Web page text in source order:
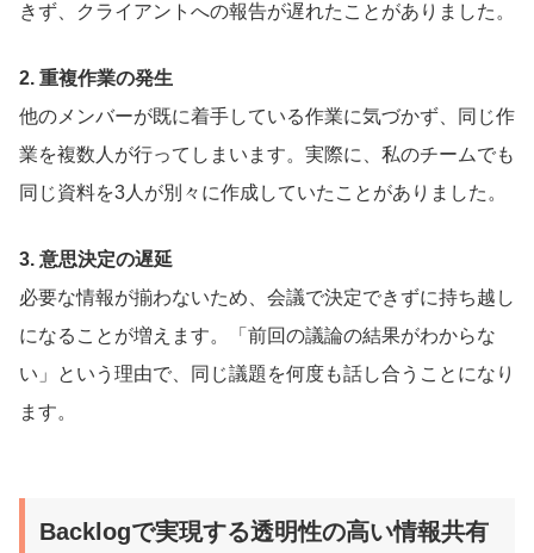
きず、クライアントへの報告が遅れたことがありました。
2. 重複作業の発生
他のメンバーが既に着手している作業に気づかず、同じ作
業を複数人が行ってしまいます。実際に、私のチームでも
同じ資料を3人が別々に作成していたことがありました。
3. 意思決定の遅延
必要な情報が揃わないため、会議で決定できずに持ち越し
になることが増えます。「前回の議論の結果がわからな
い」という理由で、同じ議題を何度も話し合うことになり
ます。
Backlogで実現する透明性の高い情報共有